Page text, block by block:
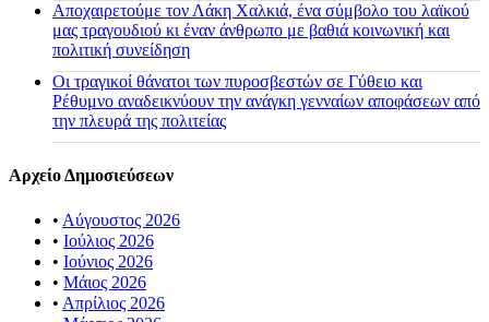
Αποχαιρετούμε τον Λάκη Χαλκιά, ένα σύμβολο του λαϊκού
μας τραγουδιού κι έναν άνθρωπο με βαθιά κοινωνική και
πολιτική συνείδηση
Οι τραγικοί θάνατοι των πυροσβεστών σε Γύθειο και
Ρέθυμνο αναδεικνύουν την ανάγκη γενναίων αποφάσεων από
την πλευρά της πολιτείας
Αρχείο Δημοσιεύσεων
• Αύγουστος 2026
• Ιούλιος 2026
• Ιούνιος 2026
• Μάιος 2026
• Απρίλιος 2026